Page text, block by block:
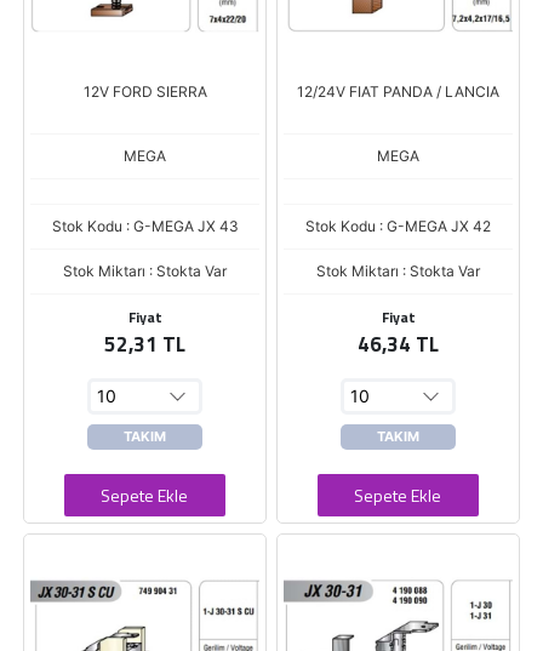
12V FORD SIERRA
MEGA
Stok Kodu : G-MEGA JX 43
Stok Miktarı : Stokta Var
Fiyat
52,31 TL
TAKIM
Sepete Ekle
12/24V FIAT PANDA / LANCIA
MEGA
Stok Kodu : G-MEGA JX 42
Stok Miktarı : Stokta Var
Fiyat
46,34 TL
TAKIM
Sepete Ekle